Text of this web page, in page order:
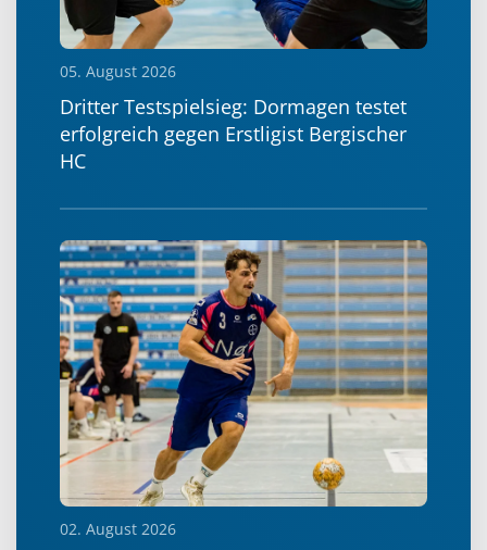
05. August 2026
Dritter Testspielsieg: Dormagen testet
erfolgreich gegen Erstligist Bergischer
HC
02. August 2026